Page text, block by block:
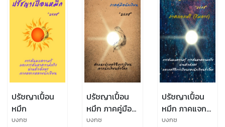
ปรัชญาเปื้อน
หมึก
บงกช
ปรัชญาเปื้อน
หมึก ภาคคู่มือ
นักเขียน
บงกช
ปรัชญาเปื้อน
หมึก ภาคแจก
ฟรี ชิมลาง
บงกช